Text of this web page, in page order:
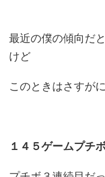
最近の僕の傾向だ
けど
このときはさすが
１４５ゲームプチ